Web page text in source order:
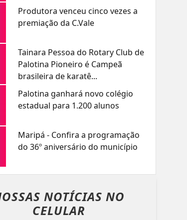
Produtora venceu cinco vezes a
premiação da C.Vale
Tainara Pessoa do Rotary Club de
Palotina Pioneiro é Campeã
brasileira de karatê...
Palotina ganhará novo colégio
estadual para 1.200 alunos
Maripá - Confira a programação
do 36º aniversário do município
NOTÍCIASNO
CELULAR